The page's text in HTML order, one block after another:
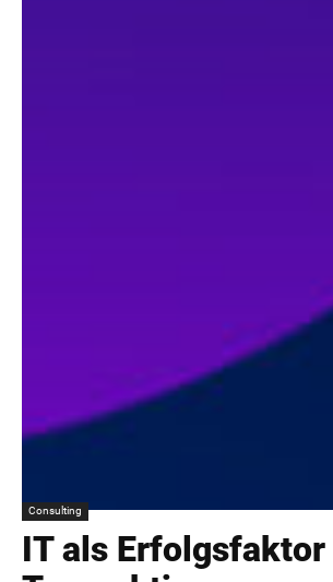
Consulting
IT als